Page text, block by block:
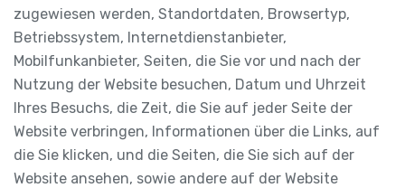
zugewiesen werden, Standortdaten, Browsertyp,
Betriebssystem, Internetdienstanbieter,
Mobilfunkanbieter, Seiten, die Sie vor und nach der
Nutzung der Website besuchen, Datum und Uhrzeit
Ihres Besuchs, die Zeit, die Sie auf jeder Seite der
Website verbringen, Informationen über die Links, auf
die Sie klicken, und die Seiten, die Sie sich auf der
Website ansehen, sowie andere auf der Website